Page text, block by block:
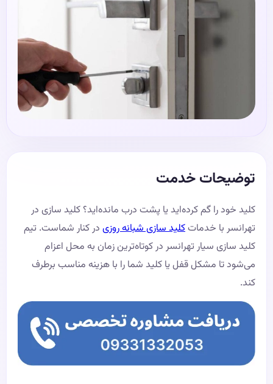
توضیحات خدمت
کلید خود را گم کرده‌اید یا پشت درب مانده‌اید؟ کلید سازی در
تهرانسر با خدماتکلید سازی شبانه روزی در کنار شماست. تیم
کلید سازی سیار تهرانسر در کوتاه‌ترین زمان به محل اعزام
می‌شود تا مشکل قفل یا کلید شما را با هزینه مناسب برطرف
کند.